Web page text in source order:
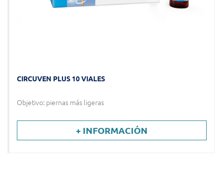
CIRCUVEN PLUS 10 VIALES
Objetivo: piernas más ligeras
+ INFORMACIÓN